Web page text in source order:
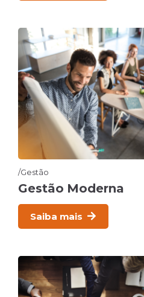
Gestão
Gestão Moderna
Saiba mais